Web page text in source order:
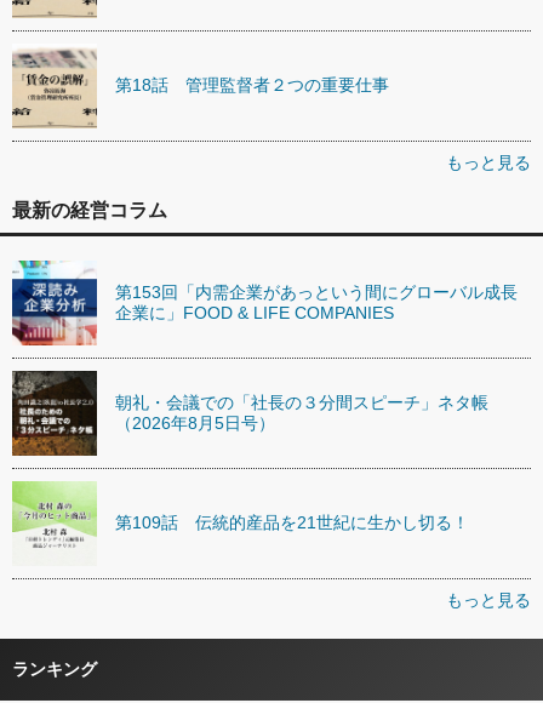
第18話 管理監督者２つの重要仕事
もっと見る
最新の経営コラム
第153回「内需企業があっという間にグローバル成長
企業に」FOOD & LIFE COMPANIES
朝礼・会議での「社長の３分間スピーチ」ネタ帳
（2026年8月5日号）
第109話 伝統的産品を21世紀に生かし切る！
もっと見る
ランキング